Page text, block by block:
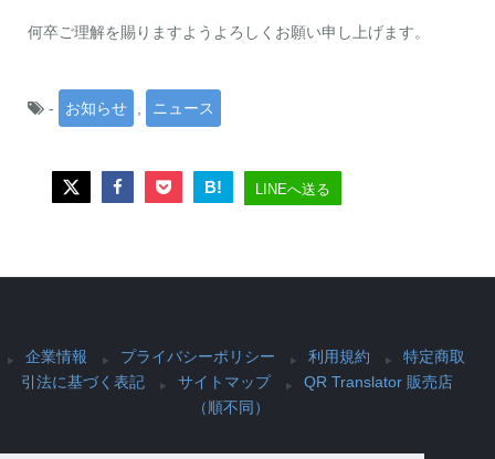
何卒ご理解を賜りますようよろしくお願い申し上げます。
- お知らせ ニュース
B! LINEへ送る
企業情報 プライバシーポリシー 利用規約
特定商取
引法に基づく表記
サイトマップ
QR Translator 販売店
（順不同）